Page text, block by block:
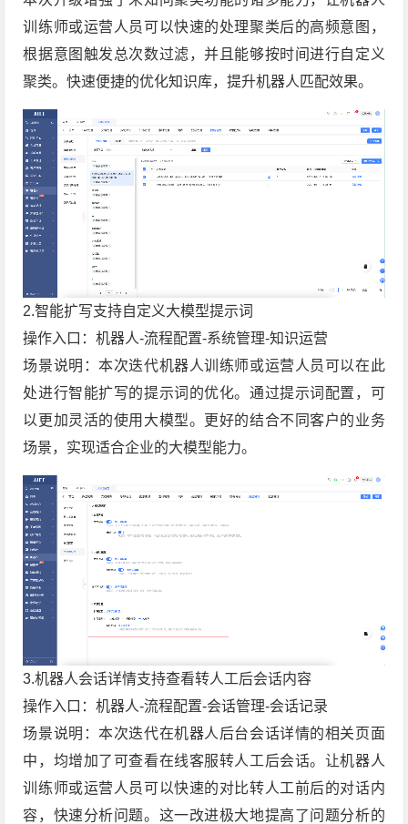
训练师或运营人员可以快速的处理聚类后的高频意图，
根据意图触发总次数过滤，并且能够按时间进行自定义
聚类。快速便捷的优化知识库，提升机器人匹配效果。
2.智能扩写支持自定义大模型提示词
操作入口：机器人-流程配置-系统管理-知识运营
场景说明：本次迭代机器人训练师或运营人员可以在此
处进行智能扩写的提示词的优化。通过提示词配置，可
以更加灵活的使用大模型。更好的结合不同客户的业务
场景，实现适合企业的大模型能力。
3.机器人会话详情支持查看转人工后会话内容
操作入口：机器人-流程配置-会话管理-会话记录
场景说明：本次迭代在机器人后台会话详情的相关页面
中，均增加了可查看在线客服转人工后会话。让机器人
训练师或运营人员可以快速的对比转人工前后的对话内
容，快速分析问题。这一改进极大地提高了问题分析的